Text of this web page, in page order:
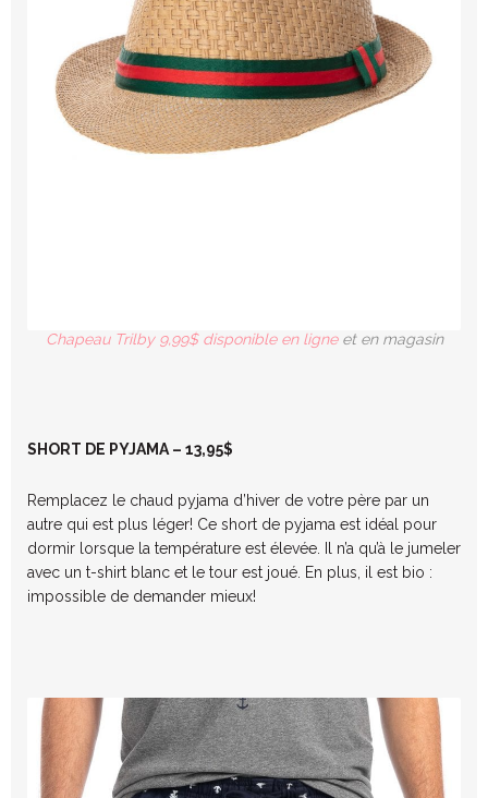
Chapeau Trilby 9,99$ disponible en ligneet en magasin
SHORT DE PYJAMA – 13,95$
Remplacez le chaud pyjama d’hiver de votre père par un
autre qui est plus léger! Ce short de pyjama est idéal pour
dormir lorsque la température est élevée. Il n’a qu’à le jumeler
avec un t-shirt blanc et le tour est joué. En plus, il est bio :
impossible de demander mieux!